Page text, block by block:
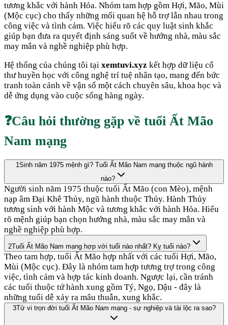
tương khắc với hành Hỏa. Nhóm tam hợp gồm Hợi, Mão, Mùi
(Mộc cục) cho thấy những mối quan hệ hỗ trợ lẫn nhau trong
công việc và tình cảm. Việc hiểu rõ các quy luật sinh khắc
giúp bạn đưa ra quyết định sáng suốt về hướng nhà, màu sắc
may mắn và nghề nghiệp phù hợp.
Hệ thống của chúng tôi tại xemtuvi.xyz kết hợp dữ liệu cổ
thư huyền học với công nghệ trí tuệ nhân tạo, mang đến bức
tranh toàn cảnh về vận số một cách chuyên sâu, khoa học và
dễ ứng dụng vào cuộc sống hàng ngày.
❓Câu hỏi thường gặp về tuổi Ất Mão
Nam mạng
1Sinh năm 1975 mệnh gì? Tuổi Ất Mão Nam mạng thuộc ngũ hành
nào?
Người sinh năm 1975 thuộc tuổi Ất Mão (con Mèo), mệnh
nạp âm Đại Khê Thủy, ngũ hành thuộc Thủy. Hành Thủy
tương sinh với hành Mộc và tương khắc với hành Hỏa. Hiểu
rõ mệnh giúp bạn chọn hướng nhà, màu sắc may mắn và
nghề nghiệp phù hợp.
2Tuổi Ất Mão Nam mạng hợp với tuổi nào nhất? Kỵ tuổi nào?
Theo tam hợp, tuổi Ất Mão hợp nhất với các tuổi Hợi, Mão,
Mùi (Mộc cục). Đây là nhóm tam hợp tương trợ trong công
việc, tình cảm và hợp tác kinh doanh. Ngược lại, cần tránh
các tuổi thuộc tứ hành xung gồm Tý, Ngọ, Dậu - đây là
những tuổi dễ xảy ra mâu thuẫn, xung khắc.
3Tử vi trọn đời tuổi Ất Mão Nam mạng - sự nghiệp và tài lộc ra sao?